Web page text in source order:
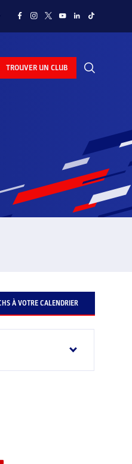
TROUVER UN CLUB
À VOTRE CALENDRIER